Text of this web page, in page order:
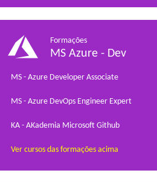
Formações
MS Azure - Dev
MS - Azure Developer Associate
MS - Azure DevOps Engineer Expert
KA - AKademia Microsoft Github
Ver cursos das formações acima